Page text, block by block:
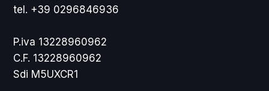
tel. +39 0296846936
P.iva 13228960962
C.F. 13228960962
Sdi M5UXCR1